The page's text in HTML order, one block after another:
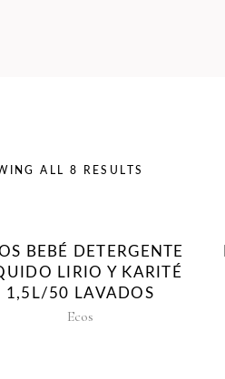
ALL 8 RESULTS
BEBÉ DETERGENTE
LIRIO Y KARITÉ
1,5L/50 LAVADOS
Ecos